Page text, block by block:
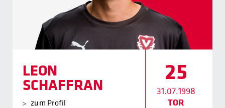
LEON
SCHAFFRAN
zum Profil
25
31.07.1998
TOR